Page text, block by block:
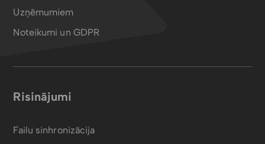
Uzņēmumiem
Noteikumi un GDPR
Risinājumi
Failu sinhronizācija